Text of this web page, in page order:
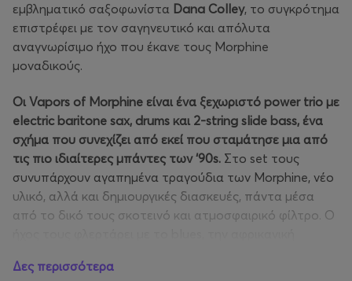
εμβληματικό σαξοφωνίστα Dana Colley, το συγκρότημα
επιστρέφει με τον σαγηνευτικό και απόλυτα
αναγνωρίσιμο ήχο που έκανε τους Morphine
μοναδικούς.
Οι Vapors of Morphine είναι ένα ξεχωριστό power trio με
electric baritone sax, drums και 2-string slide bass, ένα
σχήμα που συνεχίζει από εκεί που σταμάτησε μια από
τις πιο ιδιαίτερες μπάντες των ‘90s. Στο set τους
συνυπάρχουν αγαπημένα τραγούδια των Morphine, νέο
υλικό, αλλά και δημιουργικές διασκευές, πάντα μέσα
από το δικό τους σκοτεινό και ατμοσφαιρικό φίλτρο. Ο
που σημάδεψε μια ολόκληρη εποχή.
Δες περισσότερα